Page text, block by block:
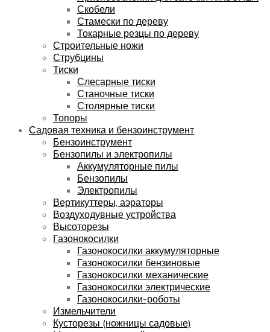
Скобели
Стамески по дереву
Токарные резцы по дереву
Строительные ножи
Струбцины
Тиски
Слесарные тиски
Станочные тиски
Столярные тиски
Топоры
Садовая техника и бензоинструмент
Бензоинструмент
Бензопилы и электропилы
Аккумуляторные пилы
Бензопилы
Электропилы
Вертикуттеры, аэраторы
Воздуходувные устройства
Высоторезы
Газонокосилки
Газонокосилки аккумуляторные
Газонокосилки бензиновые
Газонокосилки механические
Газонокосилки электрические
Газонокосилки-роботы
Измельчители
Кусторезы (ножницы садовые)